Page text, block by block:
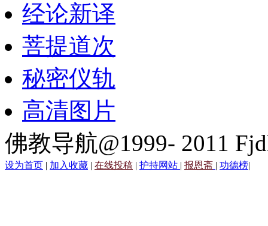
经论新译
菩提道次
秘密仪轨
高清图片
佛教导航@1999- 2011
设为首页 | 加入收藏 | 在线投稿 | 护持网站 | 报恩斋 | 功德榜|